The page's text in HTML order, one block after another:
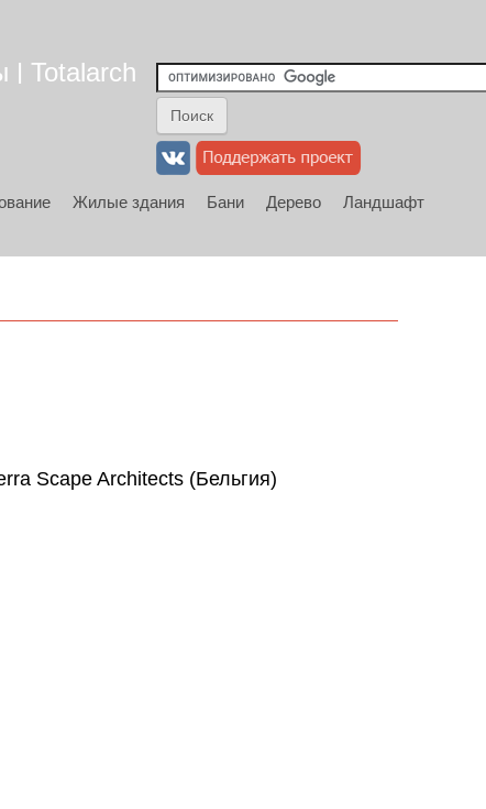
| Totalarch
Жилые здания Бани Дерево
Ландшафт
Scape Architects (Бельгия)